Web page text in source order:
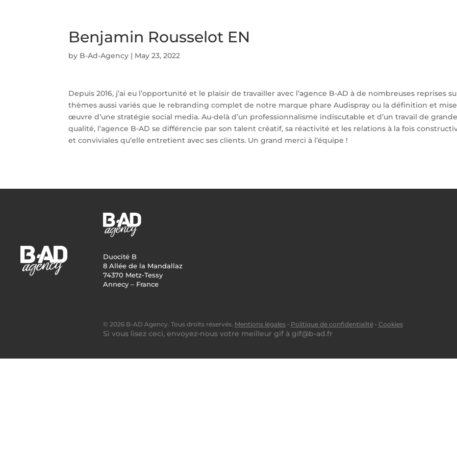
Benjamin Rousselot EN
by B-Ad-Agency | May 23, 2022
Depuis 2016, j’ai eu l’opportunité et le plaisir de travailler avec l’agence B-AD à de nombreuses reprises
thèmes aussi variés que le rebranding complet de notre marque phare Audispray ou la définition et
œuvre d’une stratégie social media. Au-delà d’un professionnalisme indiscutable et d’un travail de grande
qualité, l’agence B-AD se différencie par son talent créatif, sa réactivité et les relations à la fois
et conviviales qu’elle entretient avec ses clients. Un grand merci à l’équipe !
Duocité B
8 Allée de la Mandallaz
74370 Metz-Tessy
Annecy – France
© 2026 B-AD Agency. Tous droits réservés. Mentions légales• Politique de confidentialité• Cookies
Si vous lisez ceci, envoyez-nous votre meilleur gif à gif@b-ad.fr